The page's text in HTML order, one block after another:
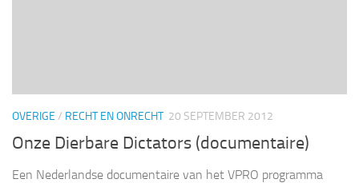
OVERIGE / RECHT EN ONRECHT 20 SEPTEMBER 2012
Onze Dierbare Dictators (documentaire)
Een Nederlandse documentaire van het VPRO programma